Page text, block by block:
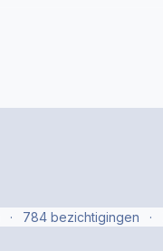
784 bezichtigingen